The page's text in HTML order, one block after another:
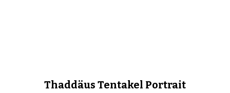
Thaddäus Tentakel Portrait